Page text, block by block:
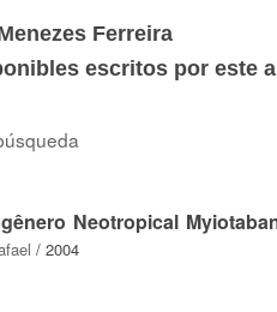
Ferreira
escritos por este
Neotropical
/ 2004